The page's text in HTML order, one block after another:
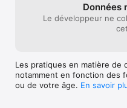
La Banque de Nouvelle-
44, rue King Ouest
Toronto (Ontario) M5H 1H1
Données
Le développeur ne
Les pratiques en matière de
notamment en fonction des
ou de votre âge. En savoir